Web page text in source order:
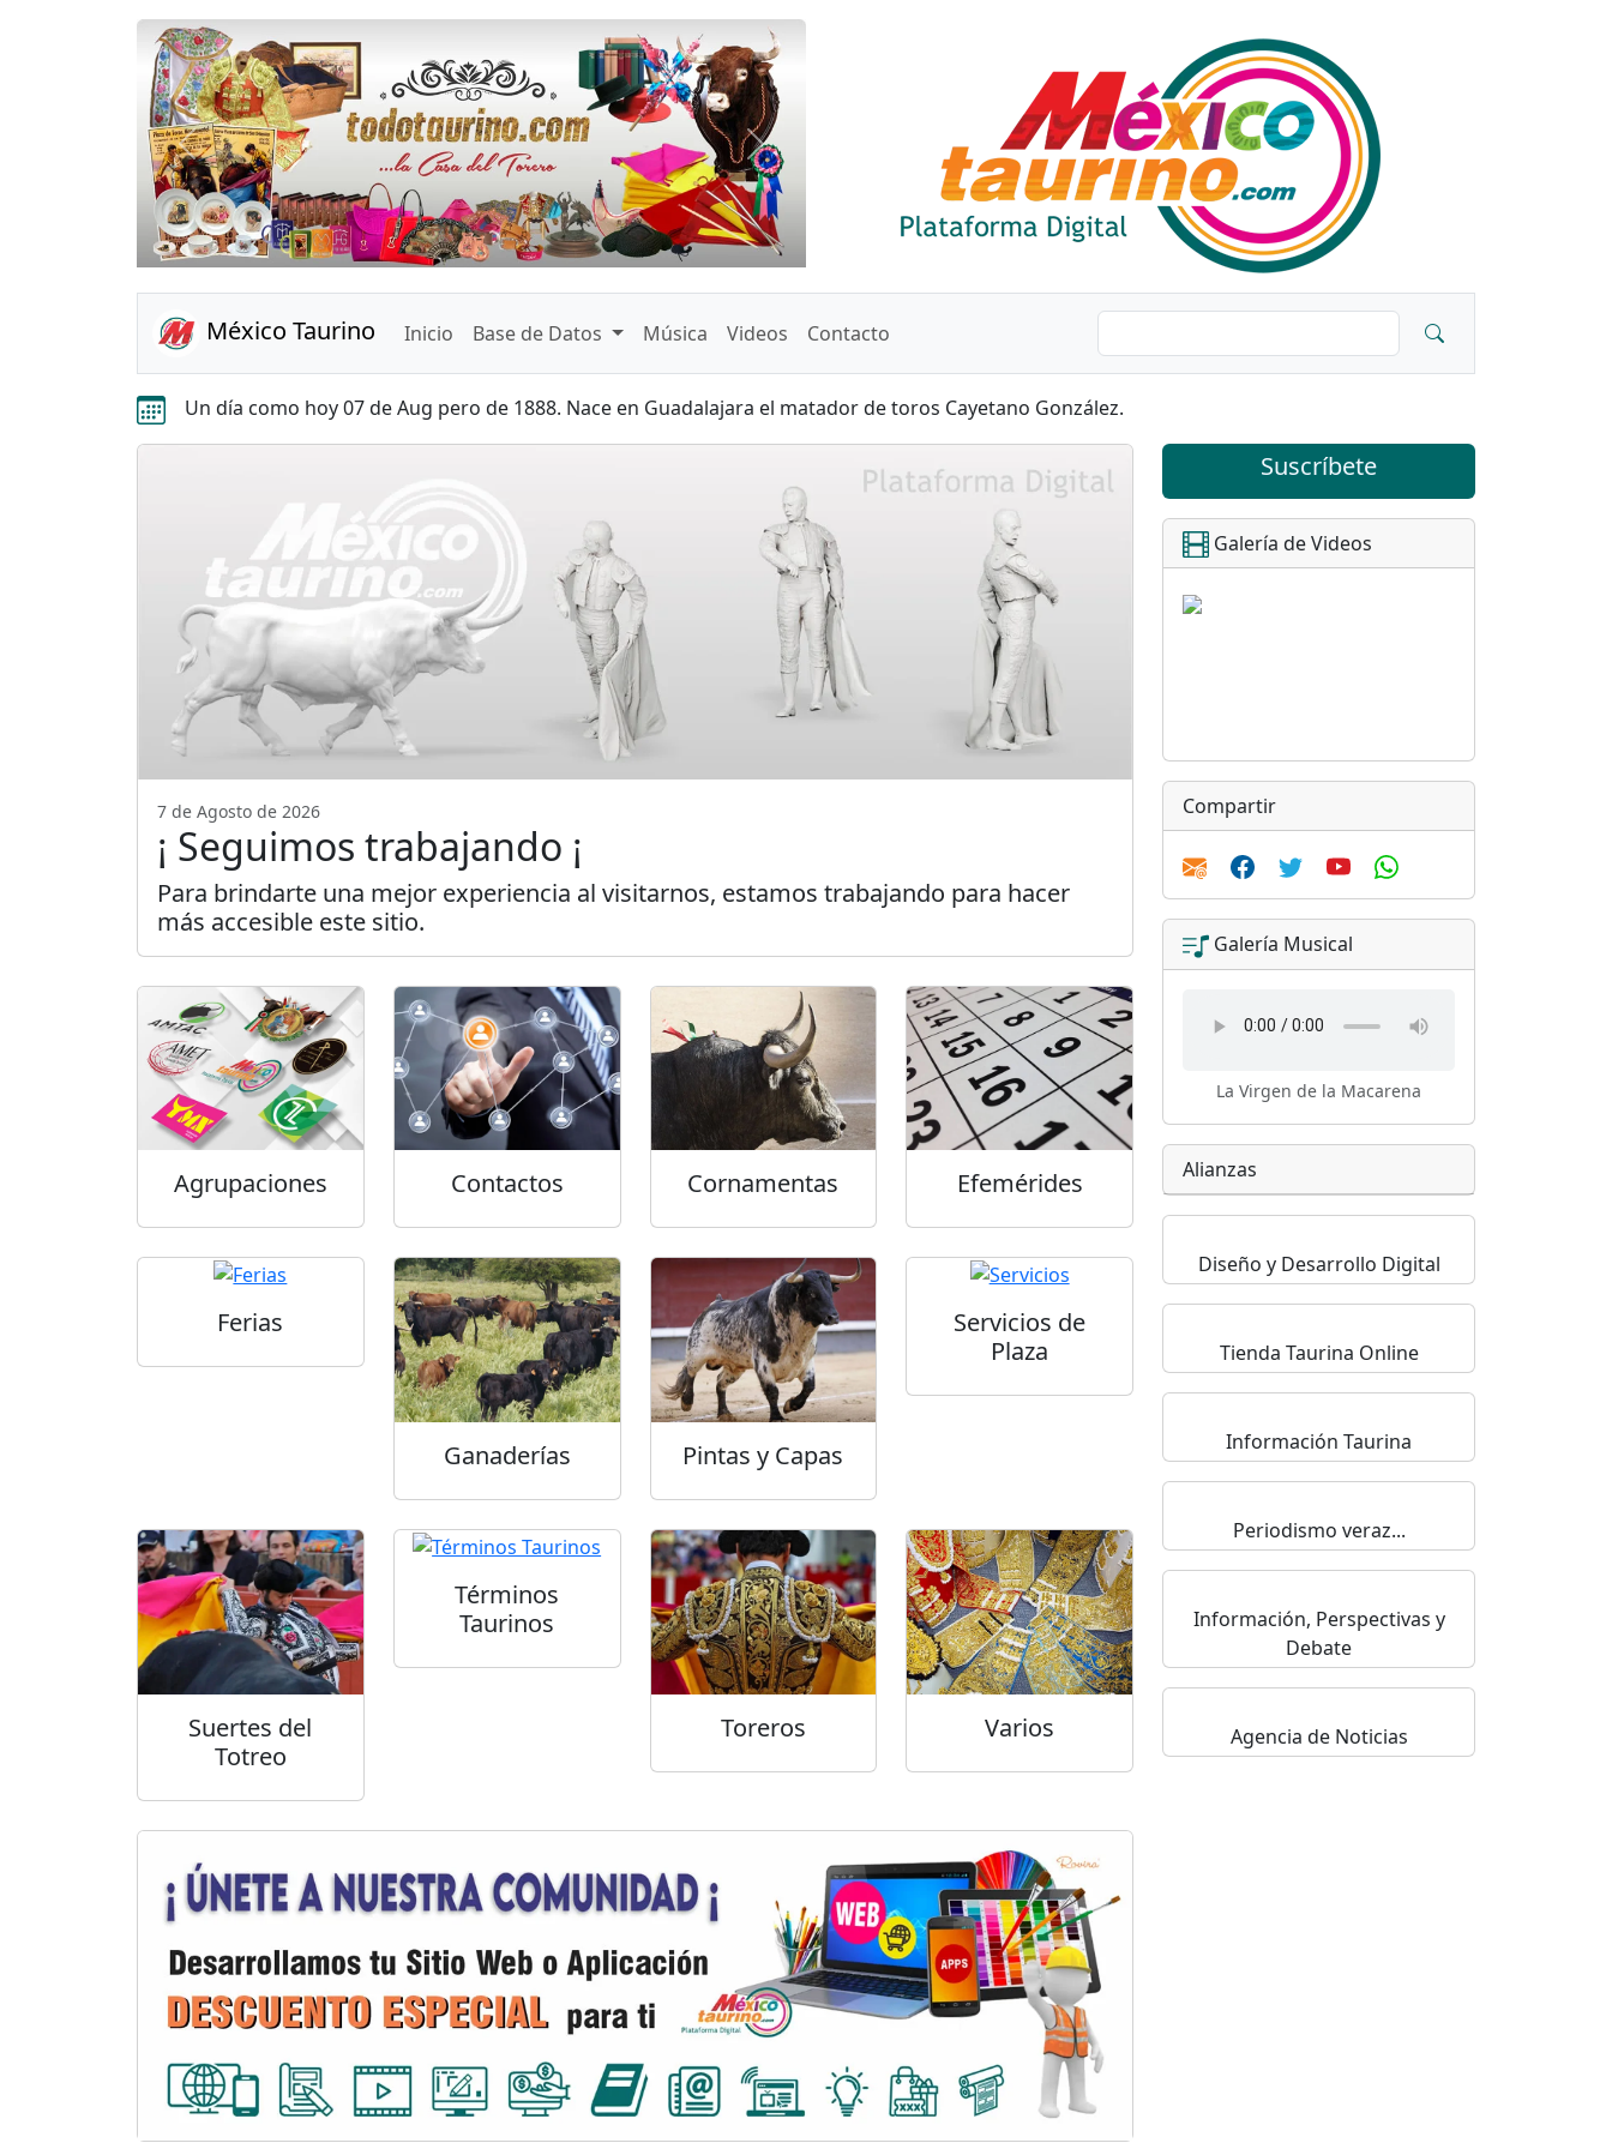
Anterior Siguiente
México Taurino Inicio Base de Datos Música Videos Contacto
Un día como hoy 07 de Aug pero de 1888. Nace en Guadalajara el matador de toros Cayetano González.
7 de Agosto de 2026
¡ Seguimos trabajando ¡
Para brindarte una mejor experiencia al visitarnos, estamos trabajando para hacer
más accesible este sitio.
Agrupaciones Contactos Cornamentas Efemérides
Ferias
Ganaderías Pintas y Capas
Servicios de
Plaza
Suertes del
Totreo
Términos
Taurinos
Toreros Varios
Suscríbete
Galería de Videos
Compartir
Galería Musical
La Virgen de la Macarena
Alianzas
Diseño y Desarrollo Digital
Tienda Taurina Online
Información Taurina
Periodismo veraz...
Información, Perspectivas y
Debate
Agencia de Noticias